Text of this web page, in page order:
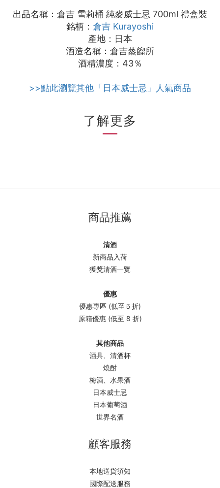
出品名稱：倉吉 雪莉桶 純麥威士忌 700ml 禮盒裝
銘柄： 倉吉 Kurayoshi
產地：日本
酒造名稱：倉吉蒸餾所
酒精濃度：43％
>>點此瀏覽其他「日本威士忌」人氣商品
了解更多
商品推薦
清酒
新商品入荷
獲獎清酒一覽
優惠
優惠專區 (低至５折)
原箱優惠 (低至 8 折)
其他商品
酒具、清酒杯
燒酎
梅酒、水果酒
日本威士忌
日本葡萄酒
世界名酒
顧客服務
本地送貨須知
國際配送服務